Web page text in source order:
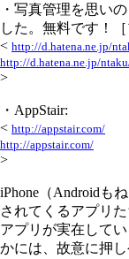
・写真管理を思い
した。無料です！
< http://d.hatena.ne.jp/
http://d.hatena.ne.jp/
>
・AppStair:
< http://appstair.com/
http://appstair.com/
>
iPhone（Androidも
されてくるアプリ
アプリが実在して
かには、故意に押